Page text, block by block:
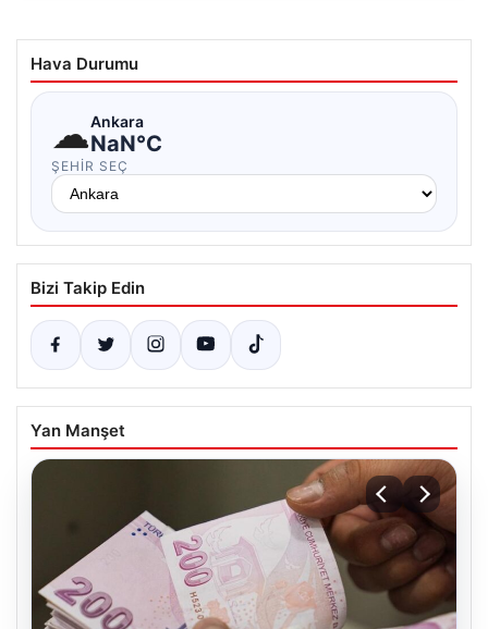
Hava Durumu
☁Ankara
NaN°C
ŞEHIR SEÇ
Bizi Takip Edin
Yan Manşet